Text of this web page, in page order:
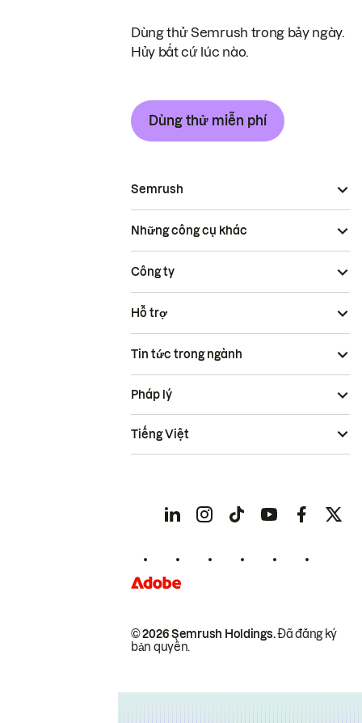
Dùng thử Semrush trong bảy ngày.
Hủy bất cứ lúc nào.
Dùng thử miễn phí
Semrush
Những công cụ khác
Công ty
Hỗ trợ
Tin tức trong ngành
© 2026 Semrush Holdings.Đã đăng ký
bản quyền.
Pháp lý
Tiếng Việt